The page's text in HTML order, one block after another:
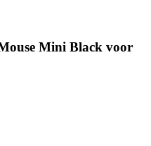
Mini Black voor